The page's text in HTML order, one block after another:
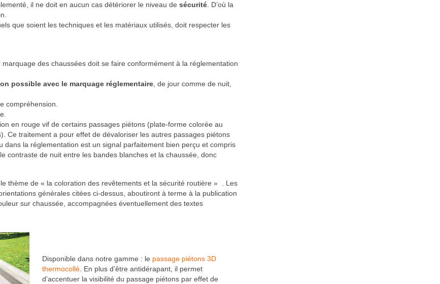
il ne doit en aucun cas détériorer le niveau de sécurité. D’où la
que soient les techniques et les matériaux utilisés, doit respecter les
des chaussées doit se faire conformément à la réglementation
possible avec le marquage réglementaire, de jour comme de nuit,
compréhension.
en rouge vif de certains passages piétons (plate-forme colorée au
Ce traitement a pour effet de dévaloriser les autres passages piétons
dans la réglementation est un signal parfaitement bien perçu et compris
contraste de nuit entre les bandes blanches et la chaussée, donc
thème de « la coloration des revêtements et la sécurité routière » . Les
générales citées ci-dessus, aboutiront à terme à la publication
sur chaussée, accompagnées éventuellement des textes
Disponible dans notre gamme : le passage piétons 3D
thermocollé. En plus d’être antidérapant, il permet
d’accentuer la visibilité du passage piétons par effet de